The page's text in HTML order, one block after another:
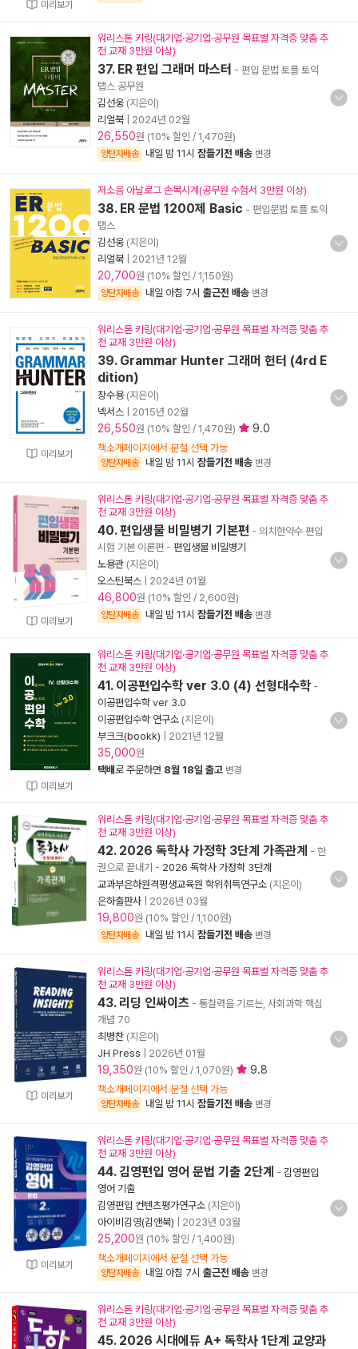
미리보기
워리스톤 키링(대기업·공기업·공무원 목표별 자격증 맞춤 추
천 교재 3만원 이상)
37. ER 편입 그래머 마스터 - 편입 문법 토플 토익
탭스 공무원
김선웅 (지은이)
리얼북
2024년 02월
26,550원 (10% 할인 / 1,470원)
양탄자배송 내일 밤 11시 잠들기전 배송 변경
저소음 아날로그 손목시계(공무원 수험서 3만원 이상)
38. ER 문법 1200제 Basic - 편입문법 토플 토익
탭스
김선웅 (지은이)
리얼북
2021년 12월
20,700원 (10% 할인 / 1,150원)
양탄자배송 내일 아침 7시 출근전 배송 변경
미리보기
워리스톤 키링(대기업·공기업·공무원 목표별 자격증 맞춤 추
천 교재 3만원 이상)
39. Grammar Hunter 그래머 헌터 (4rd E
dition)
장수용(지은이)
넥서스
2015년 02월
26,550원 (10% 할인 / 1,470원) 9.0
책소개페이지에서 분철 선택 가능
양탄자배송 내일 밤 11시 잠들기전 배송 변경
미리보기
워리스톤 키링(대기업·공기업·공무원 목표별 자격증 맞춤 추
천 교재 3만원 이상)
40. 편입생물 비밀병기 기본편 - 의치한약수 편입
시험 기본 이론편 - 편입생물 비밀병기
노용관 (지은이)
오스틴북스
2024년 01월
46,800원 (10% 할인 / 2,600원)
양탄자배송 내일 밤 11시 잠들기전 배송 변경
미리보기
워리스톤 키링(대기업·공기업·공무원 목표별 자격증 맞춤 추
천 교재 3만원 이상)
41. 이공편입수학 ver 3.0 (4) 선형대수학 -
이공편입수학 ver 3.0
이공편입수학 연구소 (지은이)
부크크(bookk)
2021년 12월
35,000원
택배로 주문하면 8월 18일 출고 변경
워리스톤 키링(대기업·공기업·공무원 목표별 자격증 맞춤 추
천 교재 3만원 이상)
42. 2026 독학사 가정학 3단계 가족관계 - 한
권으로 끝내기 - 2026 독학사 가정학 3단계
교과부은하원격평생교육원 학위취득연구소 (지은이)
은하출판사
2026년 03월
19,800원 (10% 할인 / 1,100원)
양탄자배송 내일 밤 11시 잠들기전 배송 변경
미리보기
워리스톤 키링(대기업·공기업·공무원 목표별 자격증 맞춤 추
천 교재 3만원 이상)
43. 리딩 인싸이츠 - 통찰력을 기르는, 사회과학 핵심
개념 70
최병찬 (지은이)
JH Press
2026년 01월
19,350원 (10% 할인 / 1,070원) 9.8
책소개페이지에서 분철 선택 가능
양탄자배송 내일 밤 11시 잠들기전 배송 변경
미리보기
워리스톤 키링(대기업·공기업·공무원 목표별 자격증 맞춤 추
천 교재 3만원 이상)
44. 김영편입 영어 문법 기출 2단계 - 김영편입
영어 기출
김영편입 컨텐츠평가연구소 (지은이)
아이비김영(김앤북)
2023년 03월
25,200원 (10% 할인 / 1,400원)
책소개페이지에서 분철 선택 가능
양탄자배송 내일 아침 7시 출근전 배송 변경
워리스톤 키링(대기업·공기업·공무원 목표별 자격증 맞춤 추
천 교재 3만원 이상)
45. 2026 시대에듀 A+ 독학사 1단계 교양과